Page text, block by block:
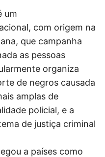
um
com origem na
que campanha
as pessoas
organiza
de negros causada
amplas de
policial, e a
de justiça criminal
a países como